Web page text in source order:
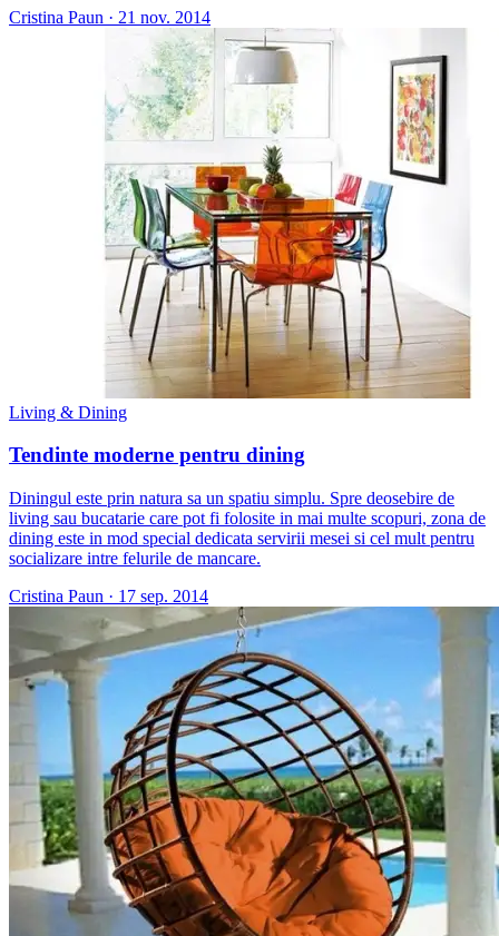
Cristina Paun · 21 nov. 2014
Living & Dining
Tendinte moderne pentru dining
Diningul este prin natura sa un spatiu simplu. Spre deosebire de
living sau bucatarie care pot fi folosite in mai multe scopuri, zona de
dining este in mod special dedicata servirii mesei si cel mult pentru
socializare intre felurile de mancare.
Cristina Paun · 17 sep. 2014